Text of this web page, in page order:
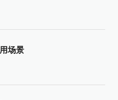
场景